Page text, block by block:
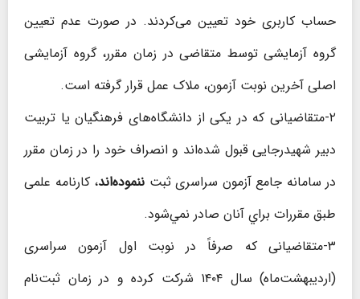
حساب کاربری خود تعیین می‌کردند. در صورت عدم تعیین
گروه آزمایشی توسط متقاضی در زمان مقرر، گروه آزمایشی
اصلی آخرین نوبت آزمون، ملاک عمل قرار گرفته است.
۲-متقاضیانی که در یکی از دانشگاه‌های فرهنگیان یا تربیت
دبیر شهیدرجایی قبول شده‌اند و انصراف خود را در زمان مقرر
در سامانه جامع آزمون سراسری ثبت ننموده‌اند، کارنامه علمی
طبق مقررات براي آنان صادر نمي‌شود.
۳-متقاضیانی که صرفاً در نوبت اول آزمون سراسری
(اردیبهشت‌ماه) سال ۱۴۰۴ شرکت کرده و در زمان ثبت‌نام